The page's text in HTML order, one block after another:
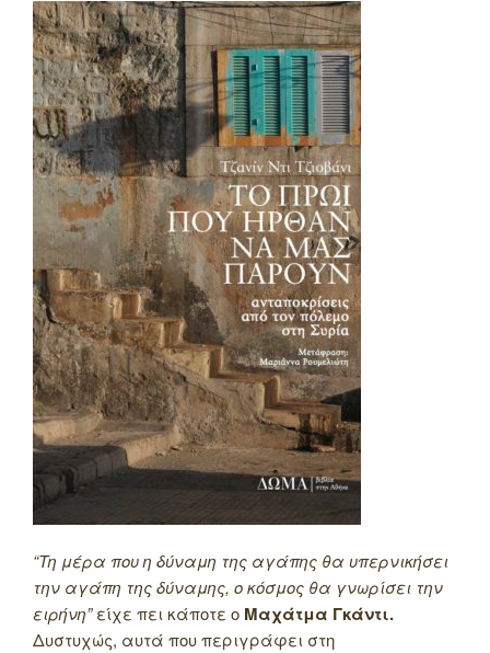
“Τη μέρα που η δύναμη της αγάπης θα υπερνικήσει
την αγάπη της δύναμης, ο κόσμος θα γνωρίσει την
ειρήνη”είχε πει κάποτε ο Μαχάτμα Γκάντι.
Δυστυχώς, αυτά που περιγράφει στη